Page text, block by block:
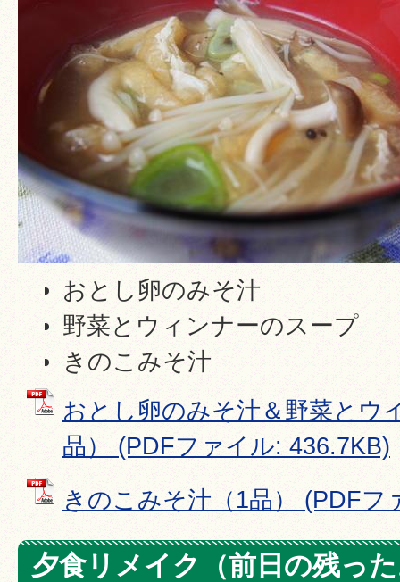
おとし卵のみそ汁
野菜とウィンナーのスープ
きのこみそ汁
おとし卵のみそ汁＆野菜とウ
品） (PDFファイル: 436.7KB)
きのこみそ汁（1品） (PDFフ
夕食リメイク（前日の残っ